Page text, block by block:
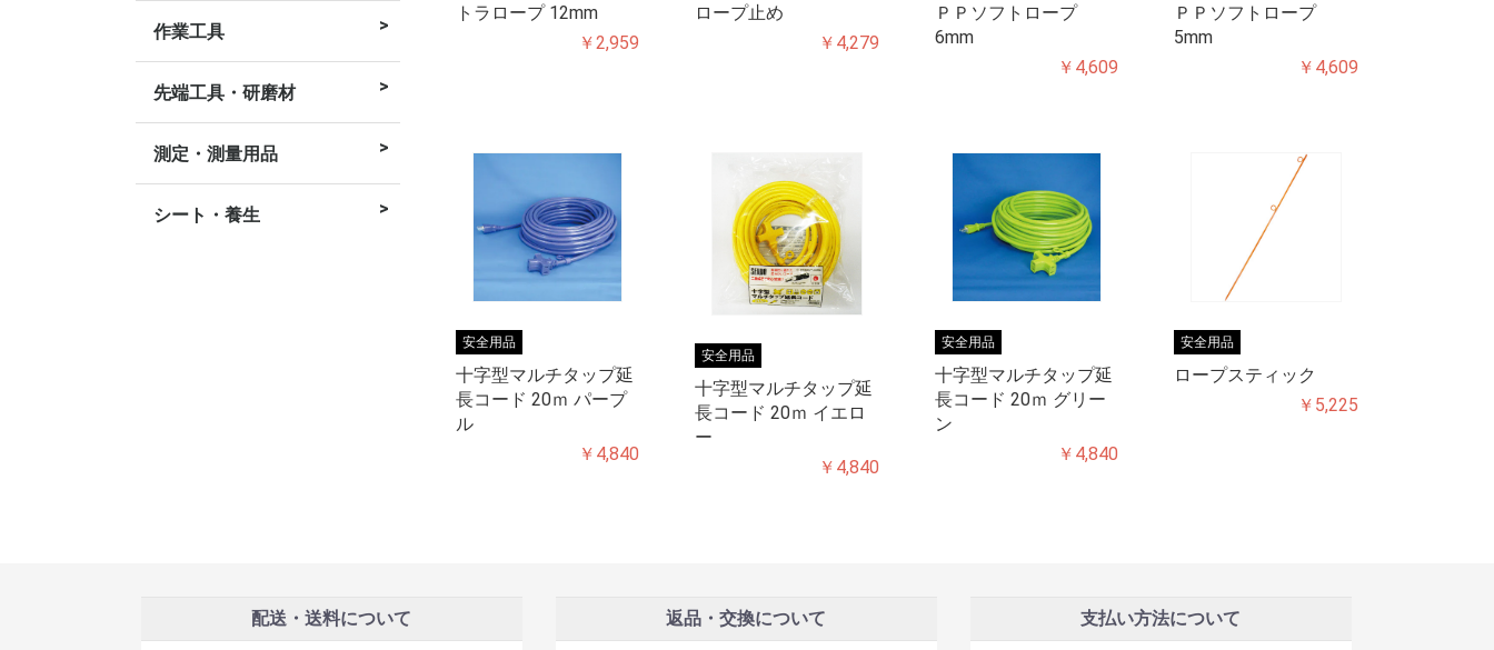
作業工具 皮スキ
レンチ・ラチェットレ
スコップ・剣スコ
スコップ・角スコ
ハンマー
鋸
バール
鏝、左官用品
ドライバー
ニッパー・ペンチ・プ
カッター
先端工具・研磨材 研磨材
草刈り用
切断
セーバーソー・レシプ
電動ドリル用ソケット
ドライバー・ビット付
作業工具
六角軸ドリル
切削工具
測定・測量用品 筆記用具
マーキング用品
水糸
スケール
巻尺
測量用具
シート・養生 その他テープ
マスカー
ブルーシート
養生テープ
シート類
トラロープ 12mm
￥2,959
ロープ止め
￥4,279
ＰＰソフトロープ
6mm
￥4,609
ＰＰソフトロープ
5mm
￥4,609
安全用品
十字型マルチタップ延
長コード 20ｍ パープ
ル
￥4,840
安全用品
十字型マルチタップ延
長コード 20ｍ イエロ
ー
￥4,840
安全用品
十字型マルチタップ延
長コード 20ｍ グリー
ン
￥4,840
安全用品
ロープスティック
￥5,225
配送・送料について 返品・交換について 支払い方法について